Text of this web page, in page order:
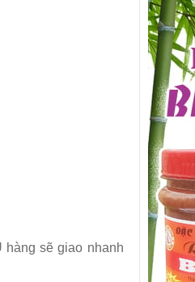
hàng sẽ giao nhanh